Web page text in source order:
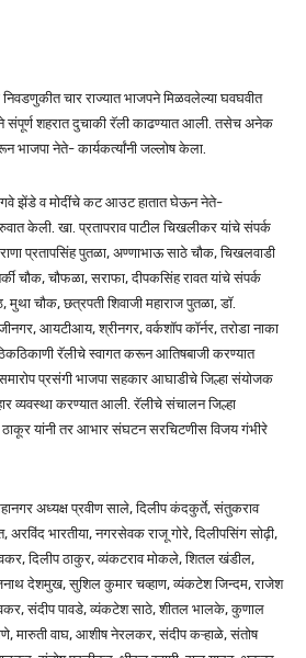
निवडणुकीत चार राज्यात भाजपने मिळवलेल्या घवघवीत
संपूर्ण शहरात दुचाकी रॅली काढण्यात आली. तसेच अनेक
भाजपा नेते- कार्यकर्त्यांनी जल्लोष केला.
भगवे झेंडे व मोदींचे कट आउट हातात घेऊन नेते-
केली. खा. प्रतापराव पाटील चिखलीकर यांचे संपर्क
प्रतापसिंह पुतळा, अण्णाभाऊ साठे चौक, चिखलवाडी
बर्की चौक, चौफळा, सराफा, दीपकसिंह रावत यांचे संपर्क
मुथा चौक, छत्रपती शिवाजी महाराज पुतळा, डॉ.
आयटीआय, श्रीनगर, वर्कशॉप कॉर्नर, तरोडा नाका
रॅलीचे स्वागत करून आतिषबाजी करण्यात
प्रसंगी भाजपा सहकार आघाडीचे जिल्हा संयोजक
व्यवस्था करण्यात आली. रॅलीचे संचालन जिल्हा
यांनी तर आभार संघटन सरचिटणीस विजय गंभीरे
अध्यक्ष प्रवीण साले, दिलीप कंदकुर्ते, संतुकराव
अरविंद भारतीया, नगरसेवक राजू गोरे, दिलीपसिंग सोढ़ी,
दिलीप ठाकुर, व्यंकटराव मोकले, शितल खंडील,
देशमुख, सुशिल कुमार चव्हाण, व्यंकटेश जिन्दम, राजेश
संदीप पावडे, व्यंकटेश साठे, शीतल भालके, कुणाल
मारुती वाघ, आशीष नेरलकर, संदीप कऱ्हाळे, संतोष